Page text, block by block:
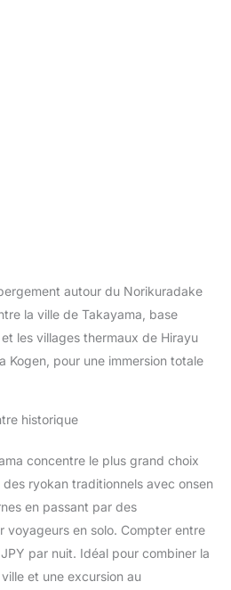
autour du Norikuradake
la ville de Takayama, base
les villages thermaux de Hirayu
Kogen, pour une immersion totale
historique
concentre le plus grand choix
des ryokan traditionnels avec onsen
en passant par des
voyageurs en solo. Compter entre
par nuit. Idéal pour combiner la
et une excursion au